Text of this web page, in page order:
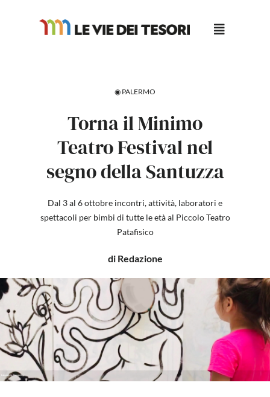
◉ PALERMO
Torna il Minimo
Teatro Festival nel
segno della Santuzza
Dal 3 al 6 ottobre incontri, attività, laboratori e
spettacoli per bimbi di tutte le età al Piccolo Teatro
Patafisico
di Redazione
Laboratorio Giuggiole